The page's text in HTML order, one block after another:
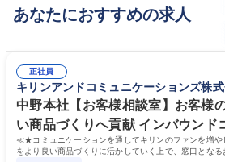
あなたにおすすめの求人
正社員
キリンアンドコミュニケーションズ株
中野本社【お客様相談室】お客様
い商品づくりへ貢献 インバウンド
≪★コミュニケーションを通してキリンのファンを増
をより良い商品づくりに活かしていく上で、窓口となる